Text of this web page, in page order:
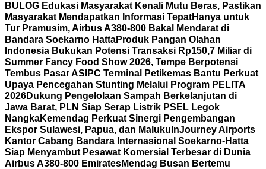
BULOG Edukasi Masyarakat Kenali Mutu Beras, Pastikan
Masyarakat Mendapatkan Informasi TepatHanya untuk
Tur Pramusim, Airbus A380-800 Bakal Mendarat di
Bandara Soekarno HattaProduk Pangan Olahan
Indonesia Bukukan Potensi Transaksi Rp150,7 Miliar di
Summer Fancy Food Show 2026, Tempe Berpotensi
Tembus Pasar AS IPC Terminal Petikemas Bantu Perkuat
Upaya Pencegahan Stunting Melalui Program PELITA
2026Dukung Pengelolaan Sampah Berkelanjutan di
Jawa Barat, PLN Siap Serap Listrik PSEL Legok
NangkaKemendag Perkuat Sinergi Pengembangan
Ekspor Sulawesi, Papua, dan Maluku InJourney Airports
Kantor Cabang Bandara Internasional Soekarno-Hatta
Siap Menyambut Pesawat Komersial Terbesar di Dunia
Airbus A380-800 EmiratesMendag Busan Bertemu